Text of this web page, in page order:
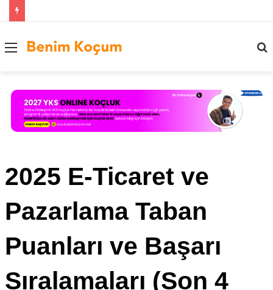
Menü
2025 E-Ticaret ve
Pazarlama Taban
Puanları ve Başarı
Sıralamaları (Son 4